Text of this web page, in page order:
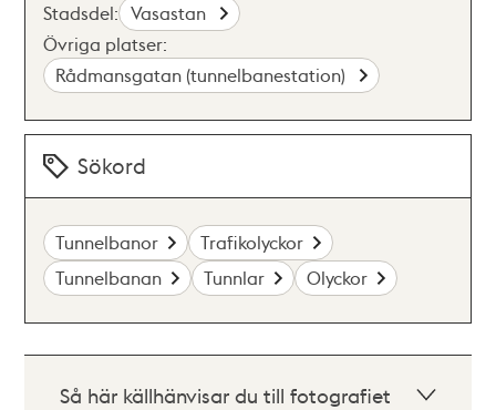
Stadsdel: Vasastan
Övriga platser:
Rådmansgatan (tunnelbanestation)
Sökord
Tunnelbanor
Trafikolyckor
Tunnelbanan
Tunnlar Olyckor
Så här källhänvisar du till fotografiet